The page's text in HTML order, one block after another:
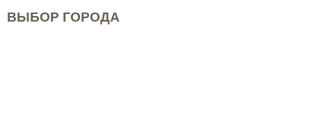
ВЫБОР ГОРОДА